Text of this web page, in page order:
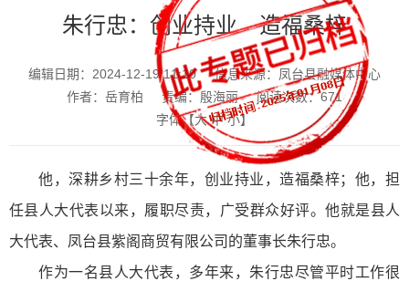
朱行忠：创业持业 造福桑梓
编辑日期：2024-12-19 11:10
信息来源：凤台县融媒体中心
作者：岳育柏
责编：殷海丽 阅读次数：671
字体【大 中 小】
他，深耕乡村三十余年，创业持业，造福桑梓；他，担
任县人大代表以来，履职尽责，广受群众好评。他就是县人
大代表、凤台县紫阁商贸有限公司的董事长朱行忠。
作为一名县人大代表，多年来，朱行忠尽管平时工作很